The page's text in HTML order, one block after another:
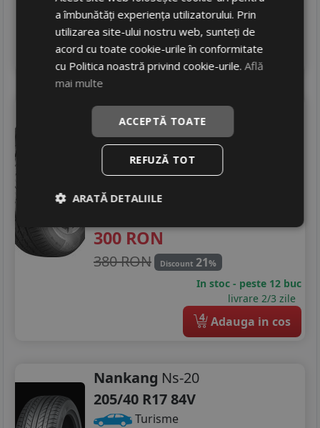
In stoc - peste 12 buc
livrare 5/7 zile
4 Adauga in cos
VikingProtech newgen
205/40 R17 84W
DOT 23
Turisme
Consum C
Aderenta B
300 RON
380 RON Discount 21%
In stoc - peste 12 buc
livrare 2/3 zile
4 Adauga in cos
Nankang Ns-20
205/40 R17 84V
Turisme
a îmbunătăți experiența utilizatorului. Prin
utilizarea site-ului nostru web, sunteți de
acord cu toate cookie-urile în conformitate
cu Politica noastră privind cookie-urile.Află
mai multe
ACCEPTĂ TOATE
REFUZĂ TOT
ARATĂ DETALIILE